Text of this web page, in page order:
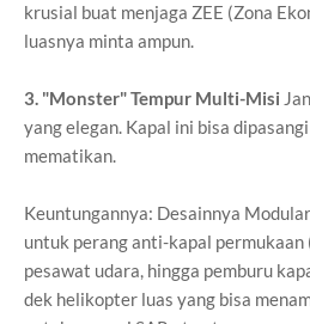
krusial buat menjaga ZEE (Zona
luasnya minta ampun.
3. "Monster" Tempur Multi-Misi
yang elegan. Kapal ini bisa
mematikan.
Keuntungannya: Desainnya
untuk perang anti-kapal
pesawat udara, hingga pemburu
dek helikopter luas yang bisa